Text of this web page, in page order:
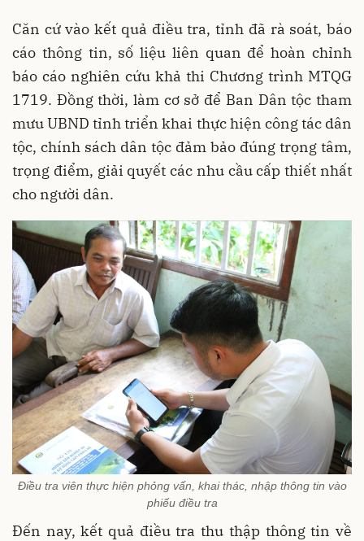
Căn cứ vào kết quả điều tra, tỉnh đã rà soát, báo
cáo thông tin, số liệu liên quan để hoàn chỉnh
báo cáo nghiên cứu khả thi Chương trình MTQG
1719. Đồng thời, làm cơ sở để Ban Dân tộc tham
mưu UBND tỉnh triển khai thực hiện công tác dân
tộc, chính sách dân tộc đảm bảo đúng trọng tâm,
trọng điểm, giải quyết các nhu cầu cấp thiết nhất
cho người dân.
Điều tra viên thực hiện phỏng vấn, khai thác, nhập thông tin vào
phiếu điều tra
Đến nay, kết quả điều tra thu thập thông tin về